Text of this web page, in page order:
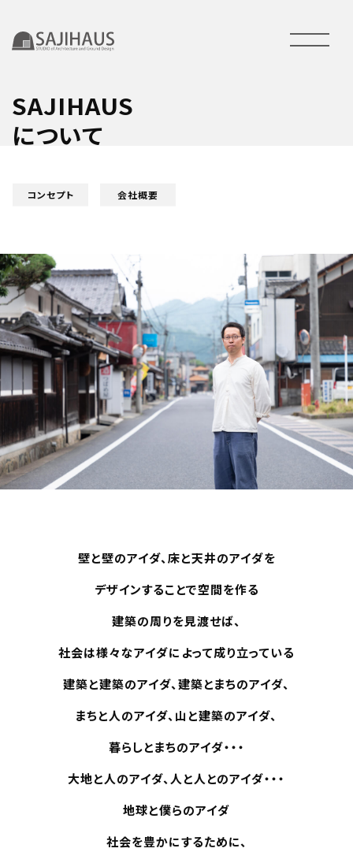
SAJIHAUS
について
コンセプト 会社概要
壁と壁のアイダ、床と天井のアイダを
デザインすることで空間を作る
建築の周りを見渡せば、
社会は様々なアイダによって成り立っている
建築と建築のアイダ、建築とまちのアイダ、
まちと人のアイダ、山と建築のアイダ、
暮らしとまちのアイダ・・・
大地と人のアイダ、人と人とのアイダ・・・
地球と僕らのアイダ
社会を豊かにするために、